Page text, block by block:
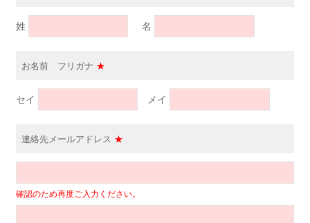
姓 名
お名前 フリガナ ★
セイ メイ
連絡先メールアドレス ★
確認のため再度ご入力ください。